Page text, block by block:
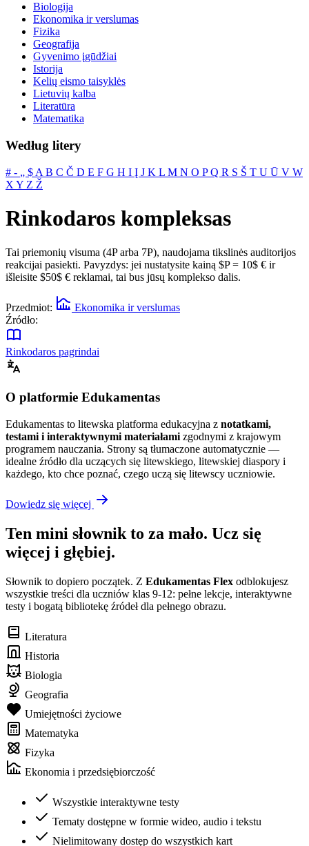
Biologija
Ekonomika ir verslumas
Fizika
Geografija
Gyvenimo įgūdžiai
Istorija
Kelių eismo taisyklės
Lietuvių kalba
Literatūra
Matematika
Według litery
# ‐ „ $ A B C Č D E F G H I Į J K L M N O PQ R S Š T U Ū V W
X Y Z Ž
Rinkodaros kompleksas
Tai priemonių visuma (4P arba 7P), naudojama tikslinės auditorijos
reakcijai pasiekti. Pavyzdys: jei nustatysite kainą $P = 10$ € ir
išleisite $50$ € reklamai, tai bus jūsų komplekso dalis.
Przedmiot:
Ekonomika ir verslumas
Źródło:
Rinkodaros pagrindai
O platformie Edukamentas
Edukamentas to litewska platforma edukacyjna z notatkami,
testami i interaktywnymi materiałami zgodnymi z krajowym
programem nauczania. Strony są tłumaczone automatycznie —
idealne źródło dla uczących się litewskiego, litewskiej diaspory i
każdego, kto chce poznać, czego uczą się litewscy uczniowie.
Dowiedz się więcej
Ten mini słownik to za mało. Ucz się
więcej i głębiej.
Słownik to dopiero początek. Z Edukamentas Flex odblokujesz
wszystkie treści dla uczniów klas 9-12: pełne lekcje, interaktywne
testy i bogatą bibliotekę źródeł dla pełnego obrazu.
Literatura
Historia
Biologia
Geografia
Umiejętności życiowe
Matematyka
Fizyka
Ekonomia i przedsiębiorczość
Wszystkie interaktywne testy
Tematy dostępne w formie wideo, audio i tekstu
Nielimitowany dostęp do wszystkich kart